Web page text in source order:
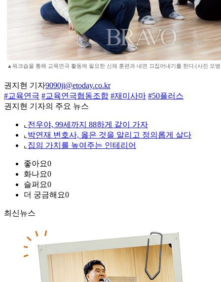
▲워크숍을 통해 교육연극 활동에 필요한 신체 훈련과 내면 끄집어내기를 한다.(사진 오
권지현 기자9090ji@etoday.co.kr
#교육연극 #교육연극협동조합 #재미사마 #50플러스
권지현 기자의 주요 뉴스
⌞ 전우야, 99세까지 88하게 같이 가자
⌞ 박연재 변호사, 옳은 것을 알리고 정의롭게 살다
⌞ 집의 가치를 높여주는 인테리어
좋아요0
화나요0
슬퍼요0
더 궁금해요0
최신뉴스